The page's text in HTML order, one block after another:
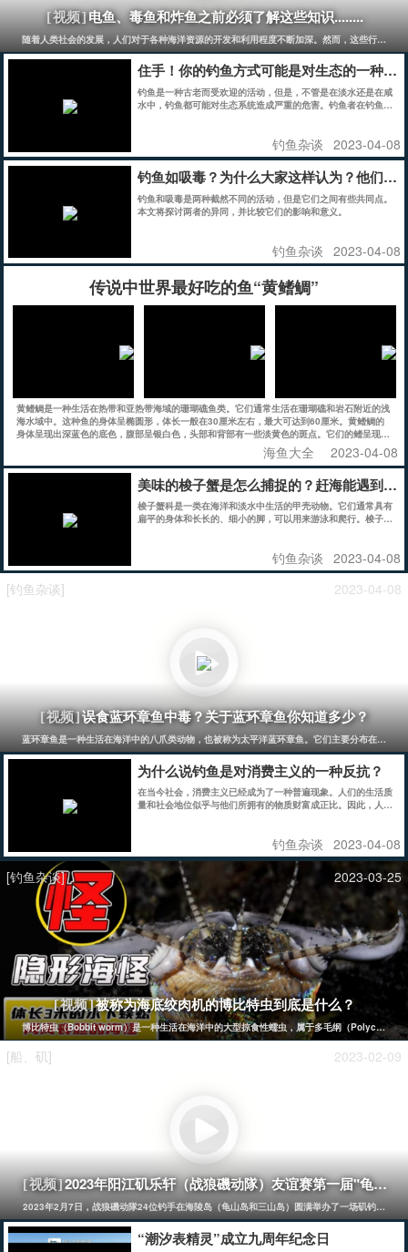
[视频]电鱼、毒鱼和炸鱼之前必须了解这些知识........
随着人类社会的发展，人们对于各种海洋资源的开发和利用程度不断加深。然而，这些行为也
住手！你的钓鱼方式可能是对生态的一种破
钓鱼是一种古老而受欢迎的活动，但是，不管是在淡水还是在咸
水中，钓鱼都可能对生态系统造成严重的危害。钓鱼者在钓鱼
钓鱼杂谈 2023-04-08
钓鱼如吸毒？为什么大家这样认为？他们有
钓鱼和吸毒是两种截然不同的活动，但是它们之间有些共同点。
本文将探讨两者的异同，并比较它们的影响和意义。
钓鱼杂谈 2023-04-08
传说中世界最好吃的鱼“黄鳍鲷”
黄鳍鲷是一种生活在热带和亚热带海域的珊瑚礁鱼类。它们通常生活在珊瑚礁和岩石附近的浅
海水域中。这种鱼的身体呈椭圆形，体长一般在30厘米左右，最大可达到60厘米。黄鳍鲷的
身体呈现出深蓝色的底色，腹部呈银白色，头部和背部有一些淡黄色的斑点。它们的鳍呈现出
海鱼大全 2023-04-08
美味的梭子蟹是怎么捕捉的？赶海能遇到么
梭子蟹科是一类在海洋和淡水中生活的甲壳动物。它们通常具有
扁平的身体和长长的、细小的脚，可以用来游泳和爬行。梭子蟹
蟹科中的一些物种也被用于生产螃蟹素和其他医药用途。
钓鱼杂谈 2023-04-08
[钓鱼杂谈]
2023-04-08
[视频]误食蓝环章鱼中毒？关于蓝环章鱼你知道多少？
蓝环章鱼是一种生活在海洋中的八爪类动物，也被称为太平洋蓝环章鱼。它们主要分布在太平
为什么说钓鱼是对消费主义的一种反抗？
在当今社会，消费主义已经成为了一种普遍现象。人们的生活质
量和社会地位似乎与他们所拥有的物质财富成正比。因此，人们
反的生活方式，它是对消费主义的反抗。 图片 首先，钓鱼并不
需要过多的物质财富。只需要一条鱼线、一个鱼钩和一些鱼饵，
就能够享受到钓鱼的乐趣。相比于其他娱乐活动，钓鱼的成本要
低得多。而且，钓鱼的过程中，人们可以感受到大自然的美丽和
宁静，可以让人们放松身心，释放压力，远离城市的喧嚣和污
染。 图片 其次，钓鱼可以让人们更好地理解和尊重自然界的规
律，从而更好地保护环境和生态系统。在钓鱼的过程中，人们需
要了解鱼类的生态习性、饵料的选择和使用，以及天气的变化对
钓鱼的影响等等。这些知识都需要在实践中逐渐掌握，而且需要
长期的观察和研究。通过钓鱼，人们可以更加深入地了解生态系
统的运作，从而更好地保护和利用自然资源。 最后，钓鱼的过程
也是一种反消费主义的过程。钓鱼需要耐心和毅力，需要等待和
观察，需要逐渐掌握技巧和经验。这些都是与现代消费主义追求
即时满足的心态相反的。钓鱼者需要学会等待和放慢节奏，需要
学会享受过程而非结果，需要学会与自然界和谐相处而非依赖人
造的环境和物品。这些习惯和价值观可以帮助人们摆脱消费主义
钓鱼杂谈 2023-04-08
[钓鱼杂谈]
2023-03-25
[视频]被称为海底绞肉机的博比特虫到底是什么？
博比特虫（Bobbit worm）是一种生活在海洋中的大型掠食性蠕虫，属于多毛纲（Polychaeta
[船、矶] 2023-02-09
[视频]2023年阳江矶乐轩（战狼磯动隊）友谊赛第一届"龟神杯"
2023年2月7日，战狼磯动隊24位钓手在海陵岛（龟山岛和三山岛）圆满举办了一场矶钓比赛
“潮汐表精灵”成立九周年纪念日